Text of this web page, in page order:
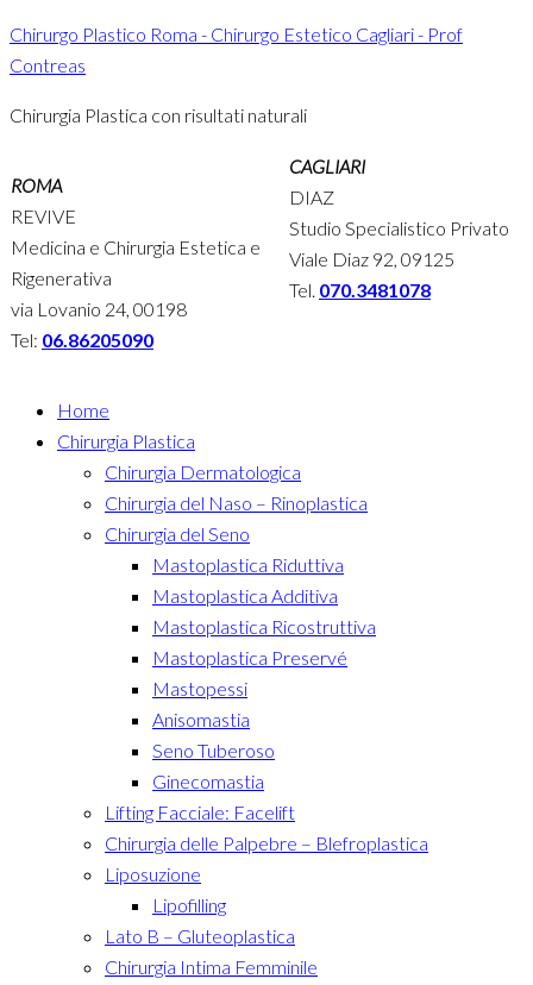
Chirurgo Plastico Roma - Chirurgo Estetico Cagliari - Prof
Contreas
Chirurgia Plastica con risultati naturali
ROMA
REVIVE
Medicina e Chirurgia Estetica e
Rigenerativa
via Lovanio 24, 00198
Tel: 06.86205090
CAGLIARI
DIAZ
Studio Specialistico Privato
Viale Diaz 92, 09125
Tel. 070.3481078
Home
Chirurgia Plastica
Chirurgia Dermatologica
Chirurgia del Naso – Rinoplastica
Chirurgia del Seno
Mastoplastica Riduttiva
Mastoplastica Additiva
Mastoplastica Ricostruttiva
Mastoplastica Preservé
Mastopessi
Anisomastia
Seno Tuberoso
Ginecomastia
Lifting Facciale: Facelift
Chirurgia delle Palpebre – Blefroplastica
Liposuzione
Lipofilling
Lato B – Gluteoplastica
Chirurgia Intima Femminile